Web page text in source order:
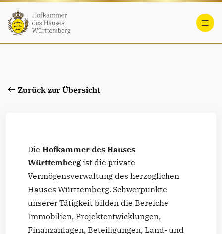
Zurück zur Übersicht
Die Hofkammer des Hauses
Württemberg ist die private
Vermögensverwaltung des herzoglichen
Hauses Württemberg. Schwerpunkte
unserer Tätigkeit bilden die Bereiche
Immobilien, Projektentwicklungen,
Finanzanlagen, Beteiligungen, Land- und